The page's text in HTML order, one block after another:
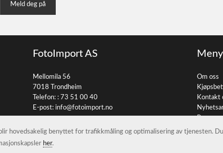
Meld deg på
FotoImport AS
Mellomila 56
7018 Trondheim
Telefon: : 73 51 00 40
E-post: info@fotoimport.no
Meny
Om oss
Kontakt
hovedsakelig benyttet for trafikkmåling og optimalisering av tjenesten.
her.